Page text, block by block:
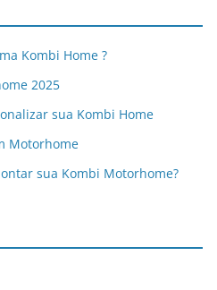
Kombi Home ?
2025
sua Kombi Home
Motorhome
sua Kombi Motorhome?